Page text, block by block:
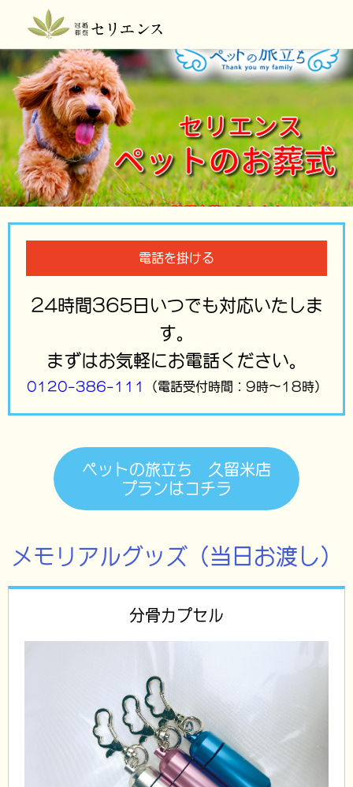
電話を掛ける
24時間365日いつでも対応いたしま
す。
まずはお気軽にお電話ください。
0120-386-111 （電話受付時間：9時～18時）
ペットの旅立ち 久留米店
プランはコチラ
メモリアルグッズ（当日お渡し）
分骨カプセル